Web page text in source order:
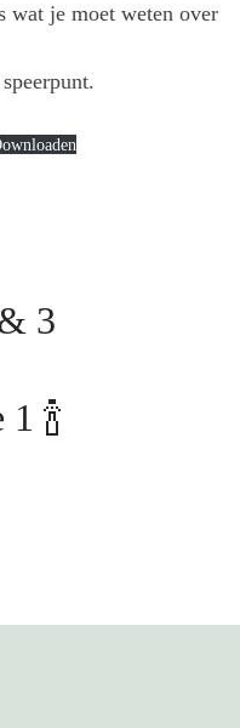
wat je moet weten over
3
🍾